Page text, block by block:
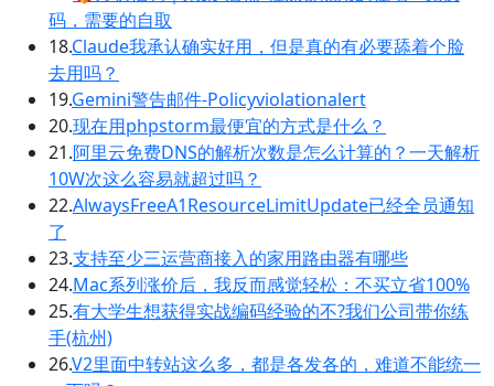
码，需要的自取
18.Claude我承认确实好用，但是真的有必要舔着个脸
去用吗？
19.Gemini警告邮件-Policyviolationalert
20.现在用phpstorm最便宜的方式是什么？
21.阿里云免费DNS的解析次数是怎么计算的？一天解析
10W次这么容易就超过吗？
22.AlwaysFreeA1ResourceLimitUpdate已经全员通知
了
23.支持至少三运营商接入的家用路由器有哪些
24.Mac系列涨价后，我反而感觉轻松：不买立省100%
25.有大学生想获得实战编码经验的不?我们公司带你练
手(杭州)
26.V2里面中转站这么多，都是各发各的，难道不能统一